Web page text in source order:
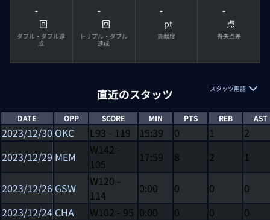
-
回
ダブル・ダブル達
成
-
回
トリプル・ダブル
達成
-
pt
貢献度
-
点
得失点差
直近のスタッツ スタッツ用語
DATE OPP SCORE MIN PTS REB AST
2023/12/30 OKC L93 - 119 15:39 0 1
2
2023/12/29 MEM W142 -
105
17:59 8 2 1
2023/12/26 GSW W120 -
114
0:00 0 0
0
2023/12/24 CHA W102 - 95 0:00 0 0
0